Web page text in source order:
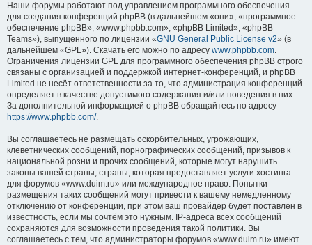
Наши форумы работают под управлением программного обеспечения
для создания конференций phpBB (в дальнейшем «они», «программное
обеспечение phpBB», «www.phpbb.com», «phpBB Limited», «phpBB
Teams»), выпущенного по лицензии «GNU General Public License v2» (в
дальнейшем «GPL»). Скачать его можно по адресу www.phpbb.com.
Ограничения лицензии GPL для программного обеспечения phpBB строго
связаны с организацией и поддержкой интернет-конференций, и phpBB
Limited не несёт ответственности за то, что администрация конференций
определяет в качестве допустимого содержания и/или поведения в них.
За дополнительной информацией о phpBB обращайтесь по адресу
https://www.phpbb.com/.
Вы соглашаетесь не размещать оскорбительных, угрожающих,
клеветнических сообщений, порнографических сообщений, призывов к
национальной розни и прочих сообщений, которые могут нарушить
законы вашей страны, страны, которая предоставляет услуги хостинга
для форумов «www.duim.ru» или международное право. Попытки
размещения таких сообщений могут привести к вашему немедленному
отключению от конференции, при этом ваш провайдер будет поставлен в
известность, если мы сочтём это нужным. IP-адреса всех сообщений
сохраняются для возможности проведения такой политики. Вы
соглашаетесь с тем, что администраторы форумов «www.duim.ru» имеют